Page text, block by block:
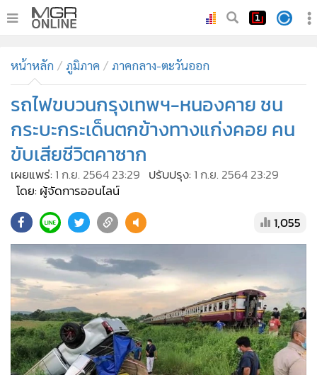
ทันเหตุการณ์
• ภาคใต้
Online Section
• บันเทิง
ผู้จัดการรายวัน
• ละคร
• CbizReview
• Cyber BIZ
• ผู้จัดกวน
• Good health & Well-being
• Green Innovation & SD
• Management & HR
หน้าหลัก ภูมิภาค ภาคกลาง-ตะวันออก
รถไฟขบวนกรุงเทพฯ-หนองคาย ชน
กระบะกระเด็นตกข้างทางแก่งคอย คน
ขับเสียชีวิตคาซาก
เผยแพร่: 1 ก.ย. 2564 23:29 ปรับปรุง: 1 ก.ย. 2564 23:29
โดย: ผู้จัดการออนไลน์
1,055